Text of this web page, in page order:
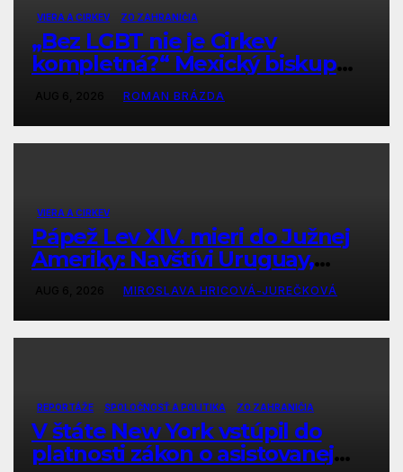
VIERA A CIRKEV ZO ZAHRANIČIA
„Bez LGBT nie je Cirkev
kompletná?“ Mexický biskup
prepisuje Písmo, tradíciu aj prírodu
ROMAN BRÁZDA
VIERA A CIRKEV
Pápež Lev XIV. mieri do Južnej
Ameriky: Navštívi Uruguay,
Argentínu a vráti sa aj do svojej
bývalej diecézy v Peru
MIROSLAVA HRICOVÁ-JUREČKOVÁ
REPORTÁŽE SPOLOČNOSŤ A POLITIKA ZO ZAHRANIČIA
V štáte New York vstúpil do
platnosti zákon o asistovanej